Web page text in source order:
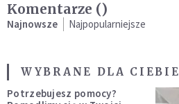
Komentarze ()
Najnowsze Najpopularniejsze
WYBRANE DLA CIEBIE
Potrzebujesz pomocy?